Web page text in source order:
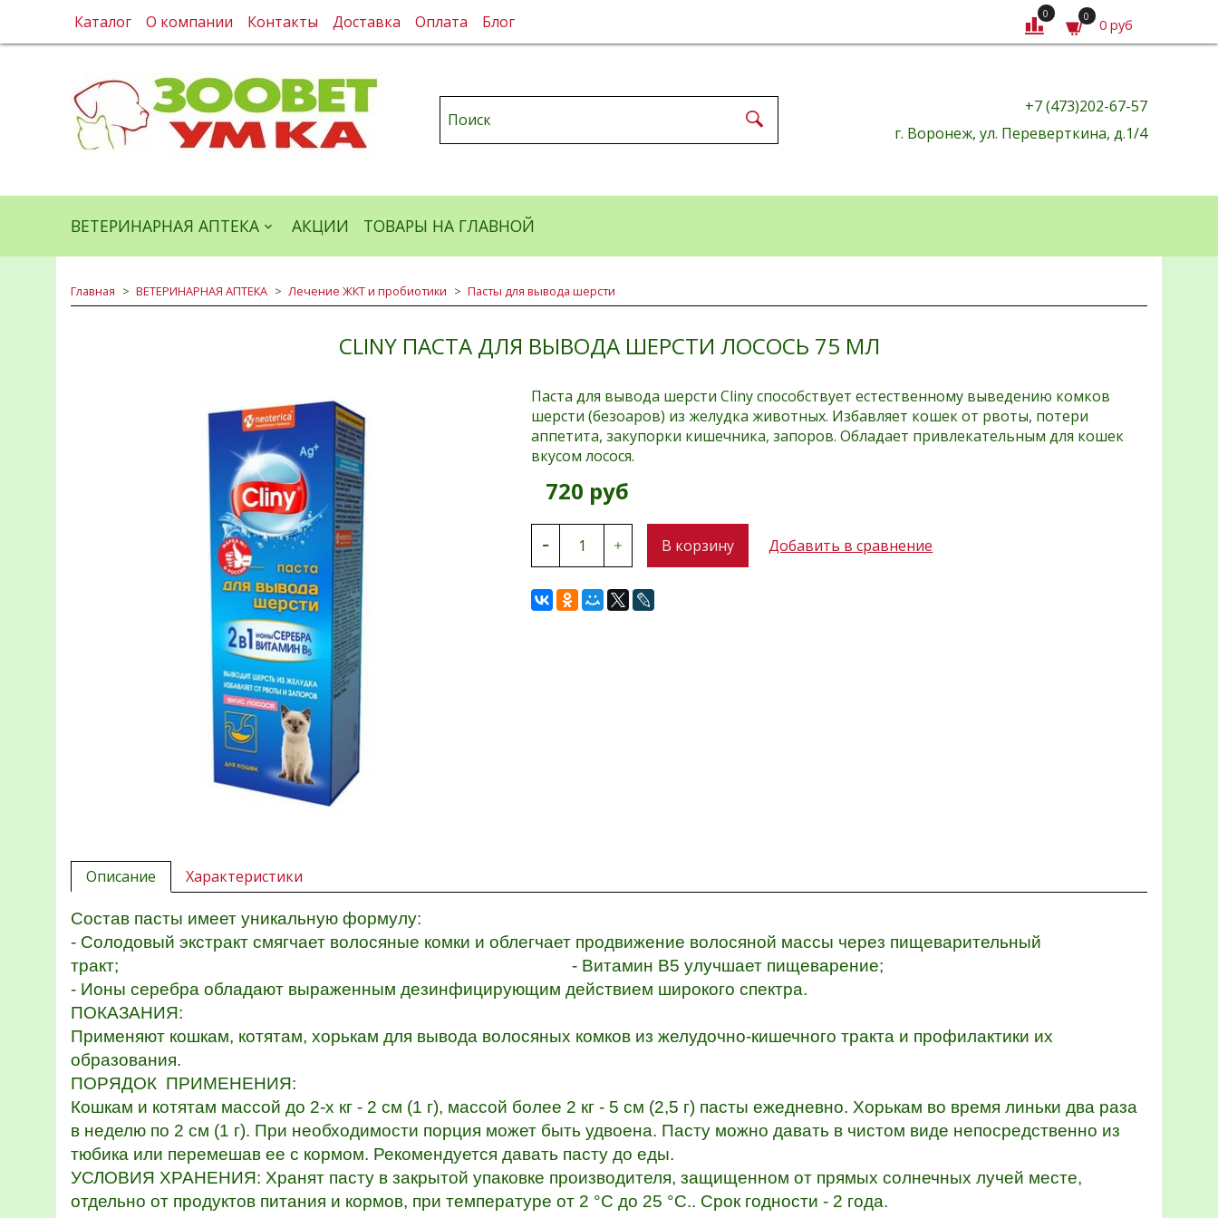
Каталог О компании Контакты Доставка Оплата Блог 0 0
0 руб
+7 (473)202-67-57
г. Воронеж, ул. Переверткина, д.1/4
ВЕТЕРИНАРНАЯ АПТЕКА АКЦИИ ТОВАРЫ НА ГЛАВНОЙ
Главная ВЕТЕРИНАРНАЯ АПТЕКА Лечение ЖКТ и пробиотики Пасты для вывода шерсти
CLINY ПАСТА ДЛЯ ВЫВОДА ШЕРСТИ ЛОСОСЬ 75 МЛ
Паста для вывода шерсти Cliny способствует естественному выведению комков
шерсти (безоаров) из желудка животных. Избавляет кошек от рвоты, потери
аппетита, закупорки кишечника, запоров. Обладает привлекательным для кошек
вкусом лосося.
720 руб
В корзину Добавить в сравнение
Описание
Состав пасты имеет уникальную формулу:
- Солодовый экстракт смягчает волосяные комки и облегчает продвижение волосяной массы через пищеварительный
тракт; - Витамин B5 улучшает пищеварение;
- Ионы серебра обладают выраженным дезинфицирующим действием широкого спектра.
ПОКАЗАНИЯ:
Применяют кошкам, котятам, хорькам для вывода волосяных комков из желудочно-кишечного тракта и профилактики их
образования.
ПОРЯДОК ПРИМЕНЕНИЯ:
Кошкам и котятам массой до 2-х кг - 2 см (1 г), массой более 2 кг - 5 см (2,5 г) пасты ежедневно. Хорькам во время линьки два раза
в неделю по 2 см (1 г). При необходимости порция может быть удвоена. Пасту можно давать в чистом виде непосредственно из
тюбика или перемешав ее с кормом. Рекомендуется давать пасту до еды.
УСЛОВИЯ ХРАНЕНИЯ: Хранят пасту в закрытой упаковке производителя, защищенном от прямых солнечных лучей месте,
отдельно от продуктов питания и кормов, при температуре от 2 °С до 25 °С.. Срок годности - 2 года.
Характеристики